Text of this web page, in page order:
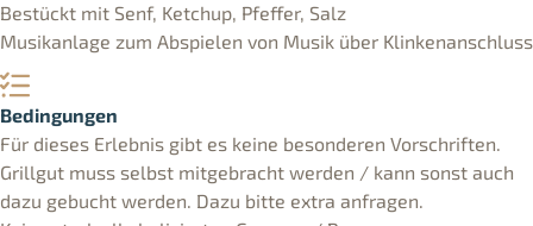
Bestückt mit Senf, Ketchup, Pfeffer, Salz
Musikanlage zum Abspielen von Musik über Klinkenanschluss
Bedingungen
Für dieses Erlebnis gibt es keine besonderen Vorschriften.
Grillgut muss selbst mitgebracht werden / kann sonst auch
dazu gebucht werden. Dazu bitte extra anfragen.